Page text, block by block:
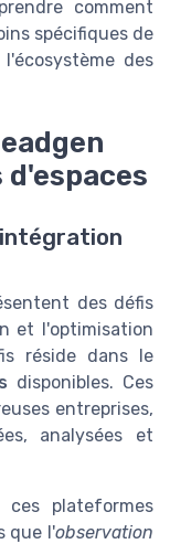
comment
spécifiques de
des
des défis
et l'optimisation
réside dans le
disponibles. Ces
entreprises,
analysées et
ces plateformes
que l'observation